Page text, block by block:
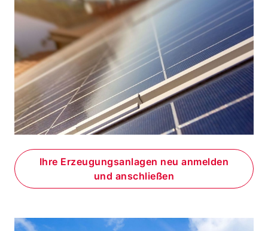
Ihre Erzeugungsanlagen neu anmelden
und anschließen